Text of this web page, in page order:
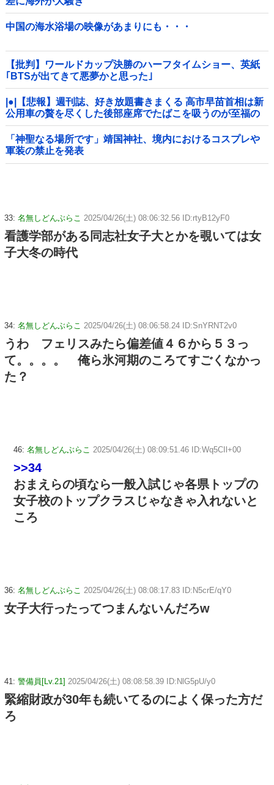
中国の海水浴場の映像があまりにも・・・
【批判】ワールドカップ決勝のハーフタイムショー、英紙
｢BTSが出てきて悪夢かと思った｣
|●|【悲報】週刊誌、好き放題書きまくる 高市早苗首相は新
公用車の贅を尽くした後部座席でたばこを吸うのが至福の
時間「どんどん延びる乗車時間」
「神聖なる場所です」靖国神社、境内におけるコスプレや
軍装の禁止を発表
33: 名無しどんぶらこ 2025/04/26(土) 08:06:32.56 ID:rtyB12yF0
看護学部がある同志社女子大とかを覗いては女
子大冬の時代
34: 名無しどんぶらこ 2025/04/26(土) 08:06:58.24 ID:SnYRNT2v0
うわ フェリスみたら偏差値４６から５３っ
て。。。。 俺ら氷河期のころてすごくなかっ
た？
46: 名無しどんぶらこ 2025/04/26(土) 08:09:51.46 ID:Wq5CIl+00
>>34
おまえらの頃なら一般入試じゃ各県トップの
女子校のトップクラスじゃなきゃ入れないと
ころ
36: 名無しどんぶらこ 2025/04/26(土) 08:08:17.83 ID:N5crE/qY0
女子大行ったってつまんないんだろw
41: 警備員[Lv.21] 2025/04/26(土) 08:08:58.39 ID:NlG5pU/y0
緊縮財政が30年も続いてるのによく保った方だ
ろ